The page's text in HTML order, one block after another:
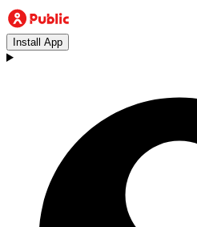
Install App